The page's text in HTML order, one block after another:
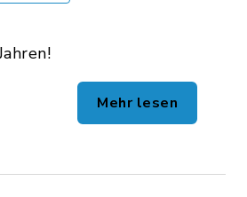
Mehr lesen